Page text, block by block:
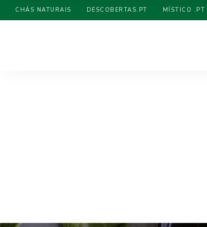
CHÁS NATURAIS DESCOBERTAS.PT MÍSTICO .PT